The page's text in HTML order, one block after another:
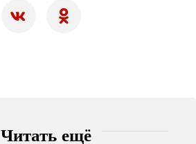
Читать ещё